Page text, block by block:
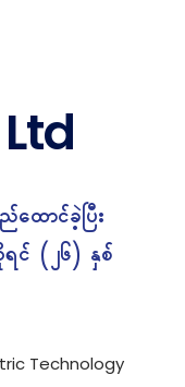
ောင်ခဲ့ပြီး
ရင် (၂၆) နှစ်
Technology